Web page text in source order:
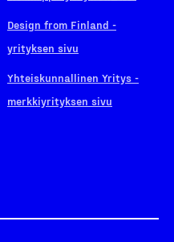
Design from Finland -
yrityksen sivu
Yhteiskunnallinen Yritys -
merkkiyrityksen sivu